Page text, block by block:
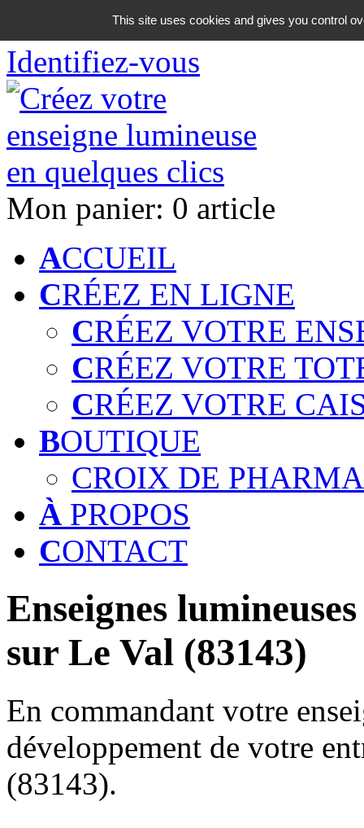
06 18 42 08 59
Identifiez-vous
Mon panier: 0 article
ACCUEIL
CRÉEZ EN LIGNE
CRÉEZ VOTRE
CRÉEZ VOTRE
CRÉEZ VOTRE
BOUTIQUE
CROIX DE
À PROPOS
CONTACT
Enseignes
sur Le Val (83143)
En commandant votre
développement de votre
(83143).
This site uses cookies and gives you control